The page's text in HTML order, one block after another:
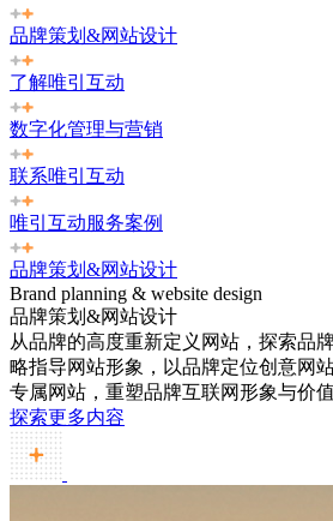
品牌策划&网站设计
了解唯引互动
数字化管理与营销
联系唯引互动
唯引互动服务案例
品牌策划&网站设计
Brand planning & website design
品牌策划&网站设计
从品牌的高度重新定义网站，探索品
略指导网站形象，以品牌定位创意网
专属网站，重塑品牌互联网形象与价
探索更多内容